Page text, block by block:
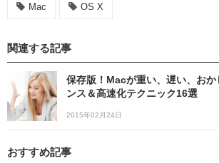
Mac OS X
関連する記事
保存版！Macが重い、遅い、お
ンス＆高速化テクニック16選
2015年02月24日
おすすめ記事